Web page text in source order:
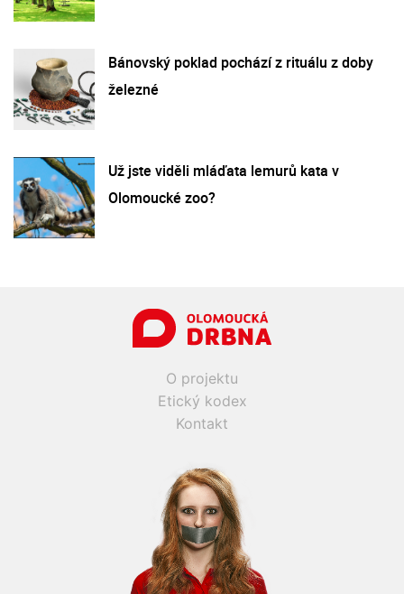
Bánovský poklad pochází z rituálu z doby
železné
Už jste viděli mláďata lemurů kata v
Olomoucké zoo?
O projektu
Etický kodex
Kontakt